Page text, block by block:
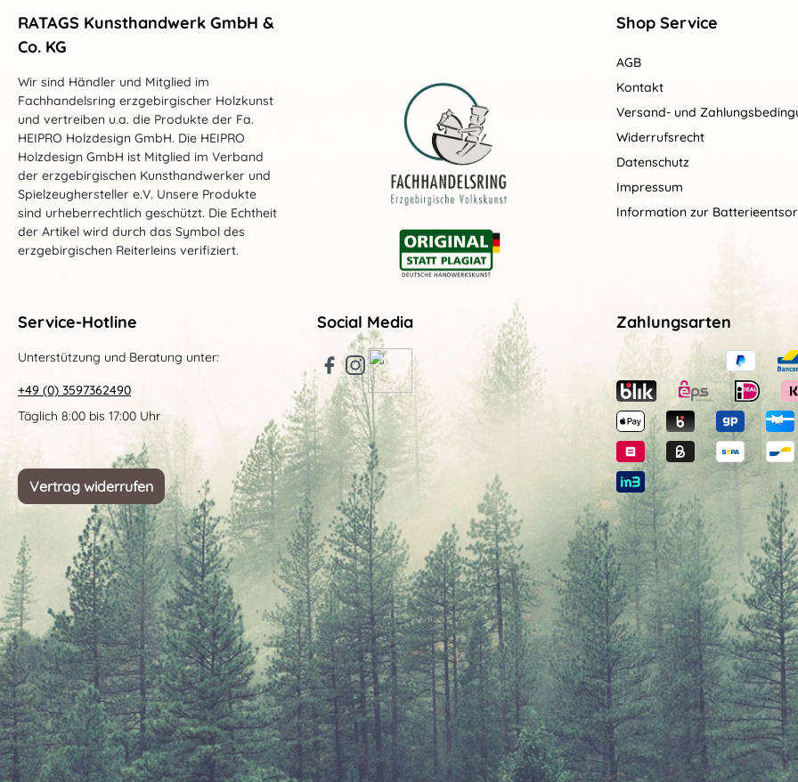
RATAGS Kunsthandwerk GmbH &
Co. KG
Wir sind Händler und Mitglied im
Fachhandelsring erzgebirgischer Holzkunst
und vertreiben u.a. die Produkte der Fa.
HEIPRO Holzdesign GmbH. Die HEIPRO
Holzdesign GmbH ist Mitglied im Verband
der erzgebirgischen Kunsthandwerker und
Spielzeughersteller e.V. Unsere Produkte
sind urheberrechtlich geschützt. Die Echtheit
der Artikel wird durch das Symbol des
erzgebirgischen Reiterleins verifiziert.
Shop Service
AGB
Kontakt
Versand- und
Widerrufsrecht
Datenschutz
Impressum
Information zur
Service-Hotline
Unterstützung und Beratung unter:
+49 (0) 3597362490
Täglich 8:00 bis 17:00 Uhr
Vertrag widerrufen
Social Media Zahlungsarten